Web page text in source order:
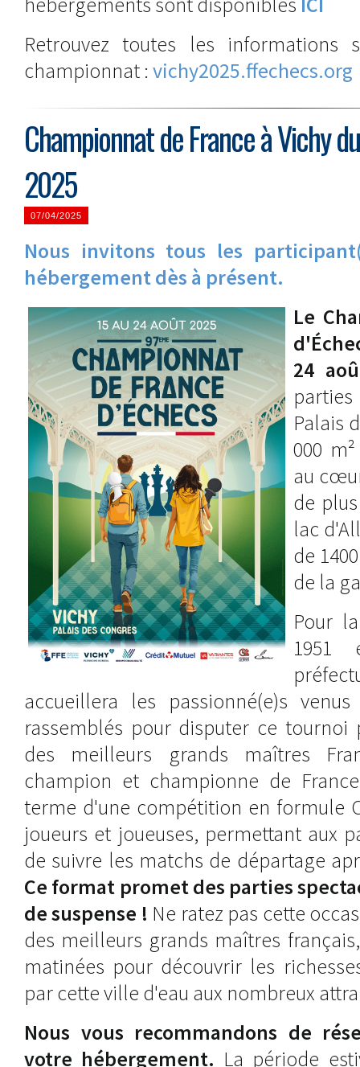
Retrouvez toutes les
championnat : vichy2025.ffechecs.org
Championnat de France à Vichy
2025
07/04/2025
Nous invitons tous les
hébergement dès à présent.
Le
24
Palais
000
au
de
lac
de
de la
Pour
1951
accueillera les passionné(e)s
rassemblés pour disputer ce tournoi
des meilleurs grands maîtres
champion et championne de
terme d'une compétition en formule
joueurs et joueuses, permettant aux
de suivre les matchs de départage
Ce format promet des parties
de suspense ! Ne ratez pas cette
des meilleurs grands maîtres
matinées pour découvrir les
par cette ville d'eau aux nombreux
Nous vous recommandons de
votre hébergement. La période